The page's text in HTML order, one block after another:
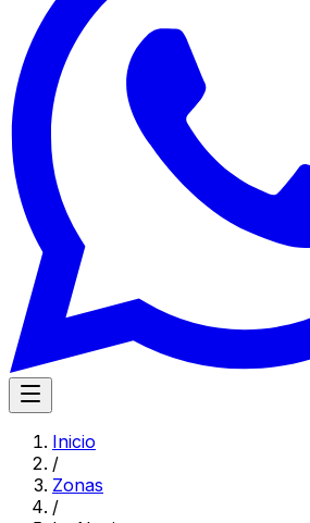
Inicio
/
Zonas
/